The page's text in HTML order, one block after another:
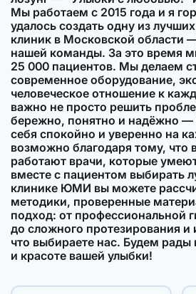
Мы работаем с 2015 года и я
удалось создать одну из
клиник в Московской области
нашей команды. За это время
25 000 пациентов. Мы делаем
современное оборудование,
человеческое отношение к
важно не просто решить
бережно, понятно и надёжно —
себя спокойно и уверенно на
возможно благодаря тому, что
работают врачи, которые
вместе с пациентом выбирать
клинике ЮМИ вы можете
методики, проверенные
подход: от профессиональной
до сложного протезирования
что выбираете нас. Будем рады
и красоте вашей улыбки!